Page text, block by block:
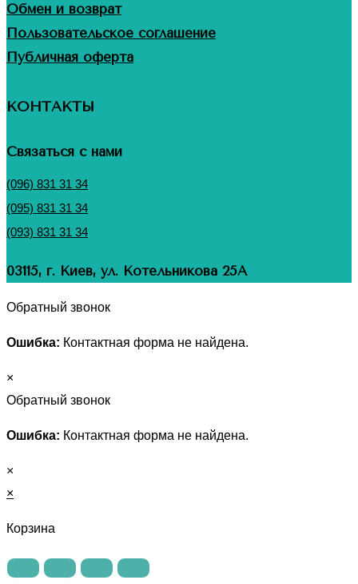
Обмен и возврат
Пользовательское соглашение
Публичная оферта
КОНТАКТЫ
Связаться с нами
(096) 831 31 34
(095) 831 31 34
(093) 831 31 34
03115, г. Киев, ул. Котельникова 25А
Обратный звонок
Ошибка: Контактная форма не найдена.
×
Обратный звонок
Ошибка: Контактная форма не найдена.
×
×
Корзина